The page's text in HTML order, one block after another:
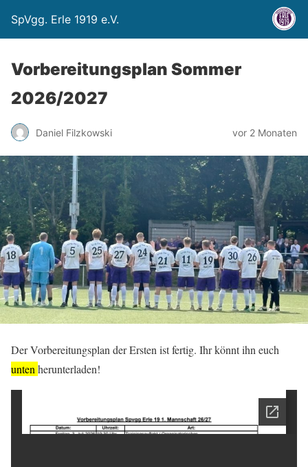
SpVgg. Erle 1919 e.V.
Vorbereitungsplan Sommer
2026/2027
Daniel Filzkowski vor 2 Monaten
Der Vorbereitungsplan der Ersten ist fertig. Ihr könnt ihn euch
unten herunterladen!